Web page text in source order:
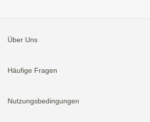
Über Uns
Häufige Fragen
Nutzungsbedingungen